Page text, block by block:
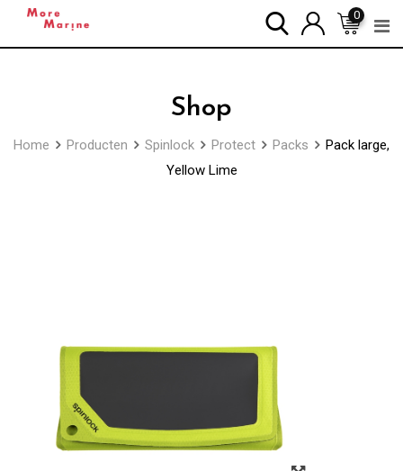
0
Shop
Home Producten Spinlock Protect Packs
Pack large,
Yellow Lime
Zoom